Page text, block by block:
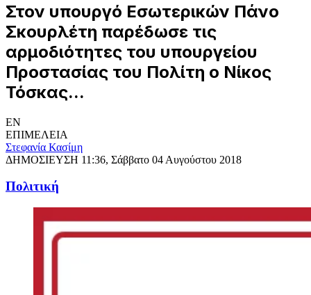
Στον υπουργό Εσωτερικών Πάνο
Σκουρλέτη παρέδωσε τις
αρμοδιότητες του υπουργείου
Προστασίας του Πολίτη ο Νίκος
Τόσκας...
EN
ΕΠΙΜΕΛΕΙΑ
Στεφανία Κασίμη
ΔΗΜΟΣΙΕΥΣΗ 11:36, Σάββατο 04 Αυγούστου 2018
Πολιτική